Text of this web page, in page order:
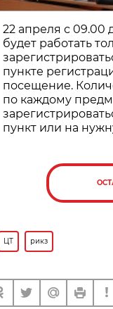
22 апреля с 09.00
будет работать
пункте
посещение.
по каждому
пункт или на
ЦТ рикз